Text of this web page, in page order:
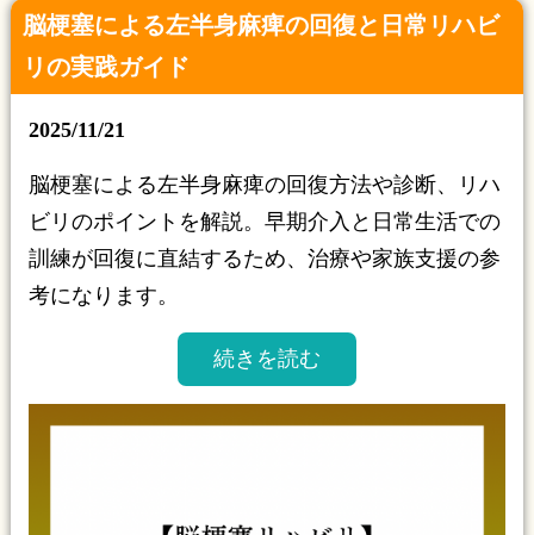
脳梗塞による左半身麻痺の回復と日常リハビ
リの実践ガイド
2025/11/21
脳梗塞による左半身麻痺の回復方法や診断、リハ
ビリのポイントを解説。早期介入と日常生活での
訓練が回復に直結するため、治療や家族支援の参
考になります。
続きを読む